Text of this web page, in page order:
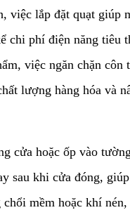
lắp đặt quạt giúp
phí điện năng tiêu
việc ngăn chặn côn
lượng hàng hóa và
cửa hoặc ốp vào
sau khi cửa đóng,
mềm hoặc khí